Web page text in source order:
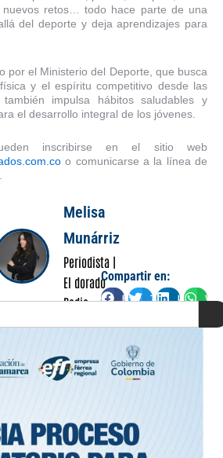
nuevos retos… todo hace parte de una
del deporte y deja aprendizajes para
por el Ministerio del Deporte, que busca
y el espíritu competitivo desde las
impulsa hábitos saludables y
el desarrollo integral de los jóvenes.
inscribirse en el sitio web
o comunicarse a la línea de
Melisa
Munárriz
Periodista |
El dorado
Radio
Compartir en:
FacebookTwitterLinkedIn